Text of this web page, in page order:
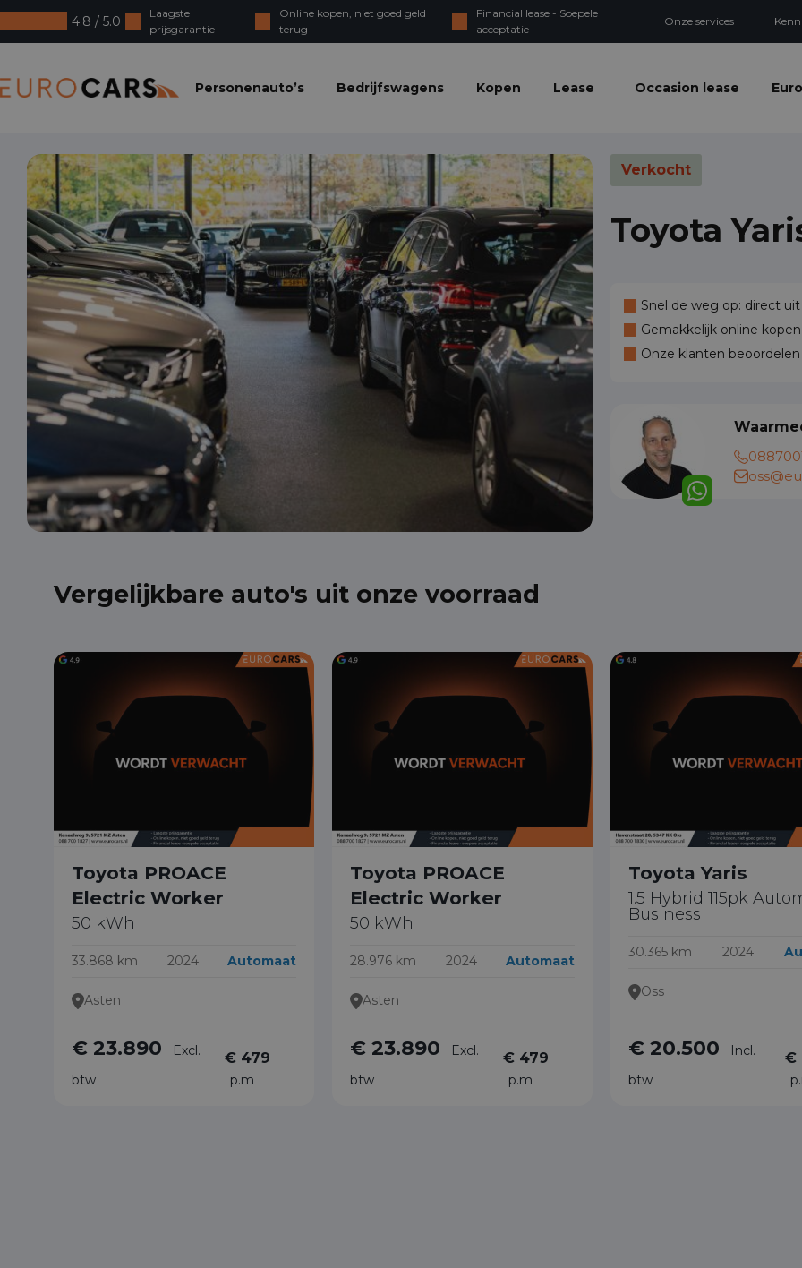
4.8 / 5.0
Laagste
prijsgarantie
Online kopen, niet goed geld
terug
Financial lease - Soepele
acceptatie
Onze services
Personenauto’s
Bedrijfswagens Kopen Lease Occasion lease
Verkocht
Toyota
Snel de weg op: direct
Gemakkelijk online
Onze klanten
Vergelijkbare auto's uit onze voorraad
Toyota PROACE
Electric Worker
50 kWh
33.868 km 2024 Automaat
Asten
€ 23.890
Excl.
btw
€ 479
p.m
Toyota PROACE
Electric Worker
50 kWh
28.976 km 2024 Automaat
Asten
€ 23.890
Excl.
btw
€ 479
p.m
Toyota Yaris
1.5 Hybrid 115pk
Business
30.365 km 2024
Oss
€ 20.500
Incl.
btw
€